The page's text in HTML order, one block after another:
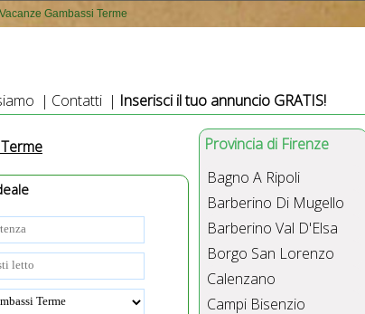
Gambassi Terme
| Contatti | Inserisci il tuo annuncio GRATIS!
Provincia di Firenze
Bagno A Ripoli
Barberino Di Mugello
Barberino Val D'Elsa
Borgo San Lorenzo
Calenzano
Campi Bisenzio